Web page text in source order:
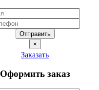
Отправить
×
Заказать
Оформить заказ